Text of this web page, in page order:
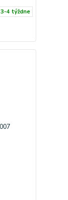
3-4 týždne